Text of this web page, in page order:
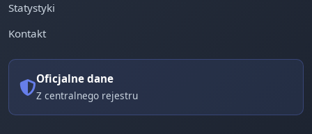
Statystyki
Kontakt
Oficjalne dane
Z centralnego rejestru